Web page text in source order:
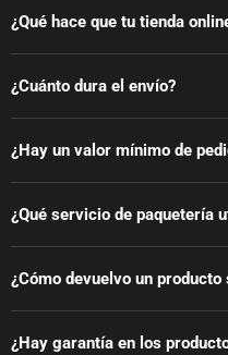
¿Qué hace que tu tienda
¿Cuánto dura el envío?
¿Hay un valor mínimo de
¿Qué servicio de paquetería
¿Cómo devuelvo un
¿Hay garantía en los